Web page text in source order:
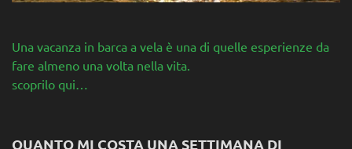
Una vacanza in barca a vela è una di quelle esperienze da
fare almeno una volta nella vita.
scoprilo qui…
QUANTO MI COSTA UNA SETTIMANA DI